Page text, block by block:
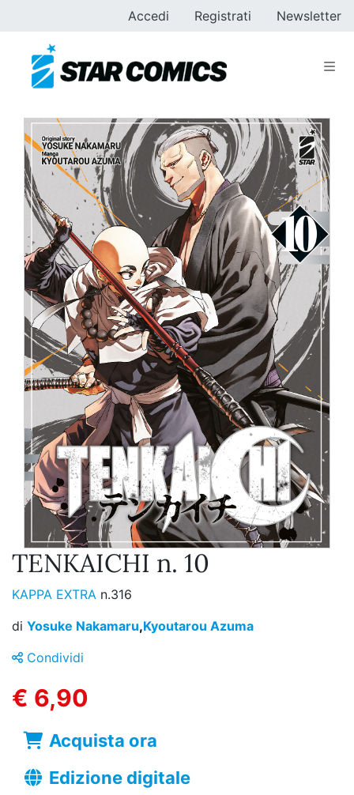
Accedi Registrati Newsletter
TENKAICHI n. 10
KAPPA EXTRA n.316
di Yosuke Nakamaru,Kyoutarou Azuma
Condividi
€ 6,90
Acquista ora
Edizione digitale